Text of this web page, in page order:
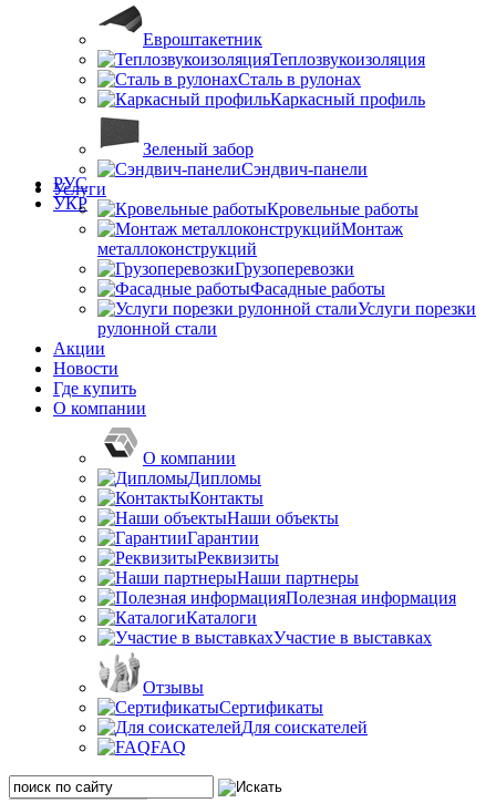
РУС
УКР
Евроштакетник
Теплозвукоизоляция
Сталь в рулонах
Каркасный профиль
Зеленый забор
Сэндвич-панели
Услуги
Кровельные работы
Монтаж
металлоконструкций
Грузоперевозки
Фасадные работы
Услуги порезки
рулонной стали
Акции
Новости
Где купить
О компании
О компании
Дипломы
Контакты
Наши объекты
Гарантии
Реквизиты
Наши партнеры
Полезная информация
Каталоги
Участие в выставках
Отзывы
Сертификаты
Для соискателей
FAQ